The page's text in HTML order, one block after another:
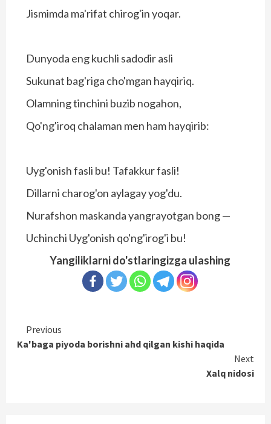
Jismimda ma'rifat chirog'in yoqar.
Dunyoda eng kuchli sadodir asli
Sukunat bag'riga cho'mgan hayqiriq.
Olamning tinchini buzib nogahon,
Qo'ng'iroq chalaman men ham hayqirib:
Uyg'onish fasli bu! Tafakkur fasli!
Dillarni charog'on aylagay yog'du.
Nurafshon maskanda yangrayotgan bong —
Uchinchi Uyg'onish qo'ng'irog'i bu!
Yangiliklarni do'stlaringizga ulashing
Continue
Reading
Previous
Ka'baga piyoda borishni ahd qilgan kishi haqida
Next
Xalq nidosi